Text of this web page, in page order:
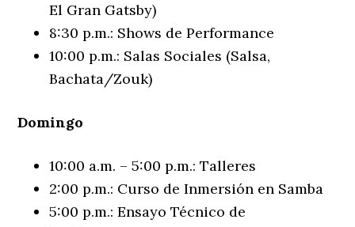
El Gran Gatsby)
8:30 p.m.: Shows de Performance
10:00 p.m.: Salas Sociales (Salsa,
Bachata/Zouk)
Domingo
10:00 a.m. – 5:00 p.m.: Talleres
2:00 p.m.: Curso de Inmersión en Samba
5:00 p.m.: Ensayo Técnico de